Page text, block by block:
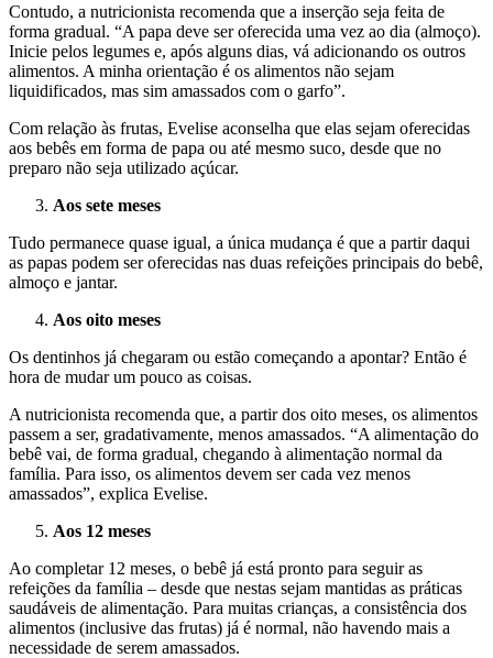
Contudo, a nutricionista recomenda que a inserção seja feita de
forma gradual. “A papa deve ser oferecida uma vez ao dia (almoço).
Inicie pelos legumes e, após alguns dias, vá adicionando os outros
alimentos. A minha orientação é os alimentos não sejam
liquidificados, mas sim amassados com o garfo”.
Com relação às frutas, Evelise aconselha que elas sejam oferecidas
aos bebês em forma de papa ou até mesmo suco, desde que no
preparo não seja utilizado açúcar.
Aos sete meses
Tudo permanece quase igual, a única mudança é que a partir daqui
as papas podem ser oferecidas nas duas refeições principais do bebê,
almoço e jantar.
Aos oito meses
Os dentinhos já chegaram ou estão começando a apontar? Então é
hora de mudar um pouco as coisas.
A nutricionista recomenda que, a partir dos oito meses, os alimentos
passem a ser, gradativamente, menos amassados. “A alimentação do
bebê vai, de forma gradual, chegando à alimentação normal da
família. Para isso, os alimentos devem ser cada vez menos
amassados”, explica Evelise.
Aos 12 meses
Ao completar 12 meses, o bebê já está pronto para seguir as
refeições da família – desde que nestas sejam mantidas as práticas
saudáveis de alimentação. Para muitas crianças, a consistência dos
alimentos (inclusive das frutas) já é normal, não havendo mais a
necessidade de serem amassados.